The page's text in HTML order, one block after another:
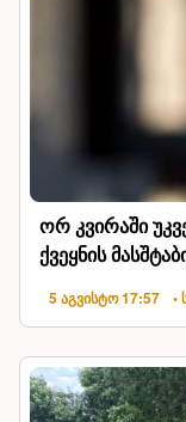
ორ კვირაში
ქვეყნის
5 აგვისტო 17:57 •